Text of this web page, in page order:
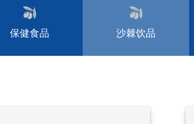
保健食品 沙棘饮品